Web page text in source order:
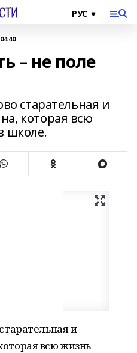
– не поле
старательная и
которая всю
школе.
и
всю жизнь